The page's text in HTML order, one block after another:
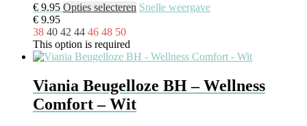
€ 9.95 Opties selecteren Snelle weergave
€ 9.95
38 40 42 44 46 48 50
This option is required
Viania Beugelloze BH – Wellness
Comfort – Wit